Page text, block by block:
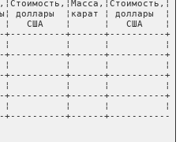
¦карат ¦ доллары  ¦
США    ¦      ¦   США    ¦
+------+----------+
¦      ¦          ¦
+------+----------+
¦      ¦          ¦
+------+----------+
¦      ¦          ¦
+------+----------+
¦      ¦          ¦
+------+-----------